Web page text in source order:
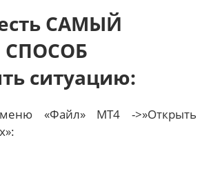
САМЫЙ
ситуацию:
«Файл» МТ4 ->»Открыть